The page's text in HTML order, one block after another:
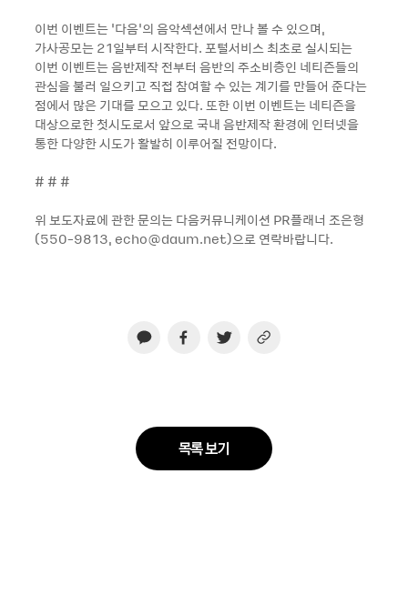
이번 이벤트는 ‘다음’의 음악섹션에서 만나 볼 수 있으며,
가사공모는 21일부터 시작한다. 포털서비스 최초로 실시되는
이번 이벤트는 음반제작 전부터 음반의 주소비층인 네티즌들의
관심을 불러 일으키고 직접 참여할 수 있는 계기를 만들어 준다는
점에서 많은 기대를 모으고 있다. 또한 이번 이벤트는 네티즌을
대상으로한 첫시도로서 앞으로 국내 음반제작 환경에 인터넷을
통한 다양한 시도가 활발히 이루어질 전망이다.
# # #
위 보도자료에 관한 문의는 다음커뮤니케이션 PR플래너 조은형
(550-9813, echo@daum.net)으로 연락바랍니다.
목록 보기